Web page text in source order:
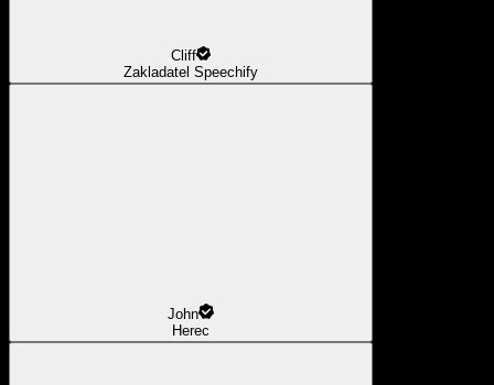
Cliff
Zakladatel Speechify
John
Herec